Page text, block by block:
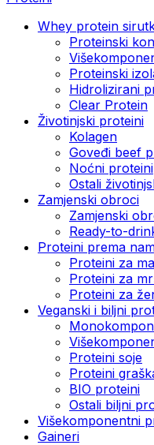
Whey protein
Proteinski
Proteinski
Hidrolizirani
Clear Protein
Životinjski proteini
Kolagen
Goveđi beef
Noćni proteini
Ostali
Zamjenski obroci
Zamjenski
Ready-to-
Proteini prema
Proteini za
Proteini za
Proteini za
Veganski i biljni
Proteini soje
Proteini
BIO proteini
Ostali biljni
Višekomponentni
Gaineri